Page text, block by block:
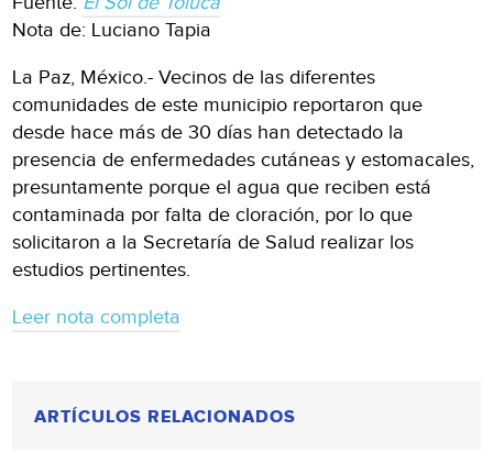
Nota de: Luciano Tapia
La Paz, México.- Vecinos de las diferentes
comunidades de este municipio reportaron que
desde hace más de 30 días han detectado la
presencia de enfermedades cutáneas y estomacales,
presuntamente porque el agua que reciben está
contaminada por falta de cloración, por lo que
solicitaron a la Secretaría de Salud realizar los
estudios pertinentes.
Leer nota completa
ARTÍCULOS RELACIONADOS